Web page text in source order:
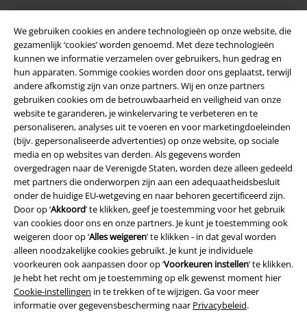
We gebruiken cookies en andere technologieën op onze website, die
gezamenlijk ‘cookies’ worden genoemd. Met deze technologieën
kunnen we informatie verzamelen over gebruikers, hun gedrag en
hun apparaten. Sommige cookies worden door ons geplaatst, terwijl
andere afkomstig zijn van onze partners. Wij en onze partners
gebruiken cookies om de betrouwbaarheid en veiligheid van onze
website te garanderen, je winkelervaring te verbeteren en te
personaliseren, analyses uit te voeren en voor marketingdoeleinden
(bijv. gepersonaliseerde advertenties) op onze website, op sociale
media en op websites van derden. Als gegevens worden
overgedragen naar de Verenigde Staten, worden deze alleen gedeeld
met partners die onderworpen zijn aan een adequaatheidsbesluit
onder de huidige EU-wetgeving en naar behoren gecertificeerd zijn.
Door op ‘Akkoord’ te klikken, geef je toestemming voor het gebruik
van cookies door ons en onze partners. Je kunt je toestemming ook
weigeren door op ‘Alles weigeren’ te klikken - in dat geval worden
alleen noodzakelijke cookies gebruikt. Je kunt je individuele
voorkeuren ook aanpassen door op ‘Voorkeuren instellen’ te klikken.
Je hebt het recht om je toestemming op elk gewenst moment hier
Cookie-instellingen in te trekken of te wijzigen. Ga voor meer
informatie over gegevensbescherming naar Privacybeleid.
large app
Download gratis de nieuwe large app en profiteer van alle nieuwe
functies en voordelen!
A Warner Music Group Company
Beveiliging